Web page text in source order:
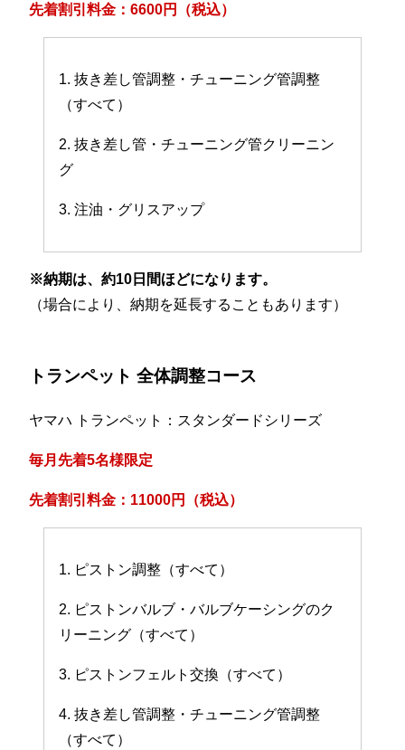
先着割引料金：6600円（税込）
1. 抜き差し管調整・チューニング管調整
（すべて）
2. 抜き差し管・チューニング管クリーニン
グ
3. 注油・グリスアップ
※納期は、約10日間ほどになります。
（場合により、納期を延長することもあります）
トランペット 全体調整コース
ヤマハ トランペット：スタンダードシリーズ
毎月先着5名様限定
先着割引料金：11000円（税込）
1. ピストン調整（すべて）
2. ピストンバルブ・バルブケーシングのク
リーニング（すべて）
3. ピストンフェルト交換（すべて）
4. 抜き差し管調整・チューニング管調整
（すべて）